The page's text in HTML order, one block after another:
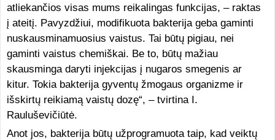
atliekančios visas mums reikalingas funkcijas, – raktas
į ateitį. Pavyzdžiui, modifikuota bakterija geba gaminti
nuskausminamuosius vaistus. Tai būtų pigiau, nei
gaminti vaistus chemiškai. Be to, būtų mažiau
skausminga daryti injekcijas į nugaros smegenis ar
kitur. Tokia bakterija gyventų žmogaus organizme ir
išskirtų reikiamą vaistų dozę“, – tvirtina I.
Rauluševičiūtė.
Anot jos, bakterija būtų užprogramuota taip, kad veiktų